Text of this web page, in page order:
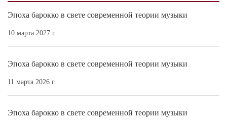
Эпоха барокко в свете современной теории музыки
10 марта 2027 г.
Эпоха барокко в свете современной теории музыки
11 марта 2026 г.
Эпоха барокко в свете современной теории музыки